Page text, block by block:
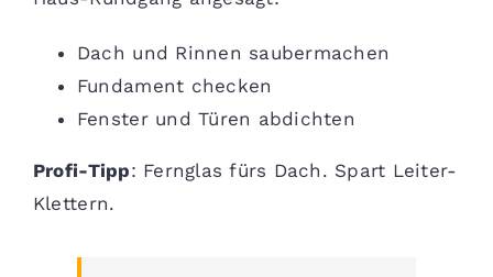
Dach und Rinnen saubermachen
Fundament checken
Fenster und Türen abdichten
Profi-Tipp: Fernglas fürs Dach. Spart Leiter-
Klettern.